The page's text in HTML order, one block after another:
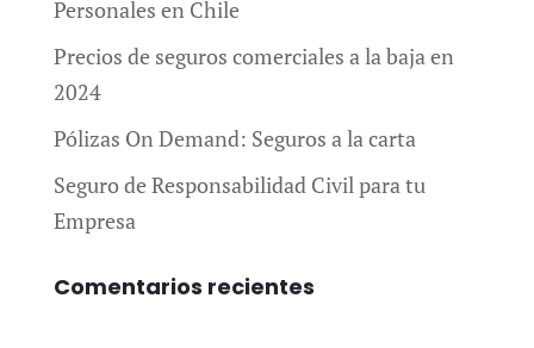
Personales en Chile
Precios de seguros comerciales a la baja en
2024
Pólizas On Demand: Seguros a la carta
Seguro de Responsabilidad Civil para tu
Empresa
Comentarios recientes